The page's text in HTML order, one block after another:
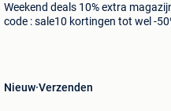
Weekend deals 10% extra
code : sale10 kortingen tot wel -
Nieuw Verzenden